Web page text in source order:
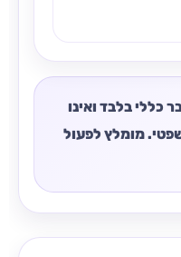
כללי בלבד ואינו
מומלץ לפעול